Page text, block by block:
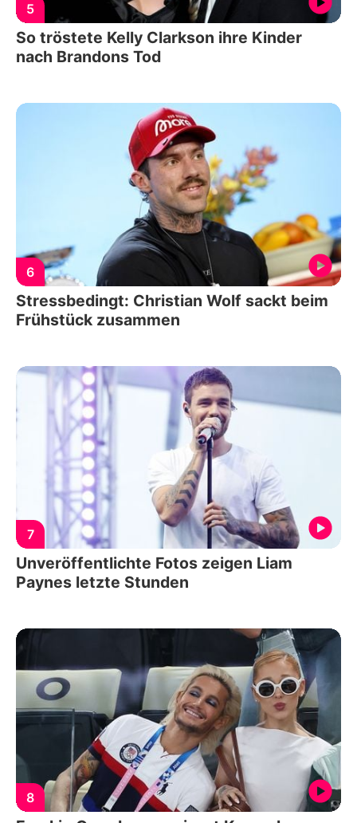
5
So tröstete Kelly Clarkson ihre Kinder
nach Brandons Tod
6
Stressbedingt: Christian Wolf sackt beim
Frühstück zusammen
7
Unveröffentlichte Fotos zeigen Liam
Paynes letzte Stunden
8